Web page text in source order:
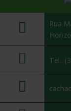
Rua
Tel.: